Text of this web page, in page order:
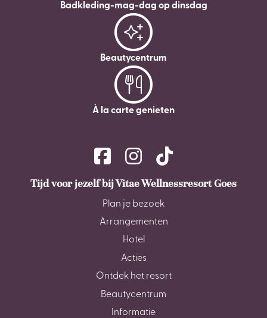
Badkleding-mag-dag op dinsdag
Beautycentrum
À la carte genieten
Tijd voor jezelf bij Vitae Wellnessresort Goes
Plan je bezoek
Arrangementen
Hotel
Acties
Ontdek het resort
Beautycentrum
Informatie